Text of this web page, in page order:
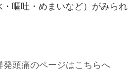
嘔吐・めまいなど）がみられ
発頭痛のページはこちらへ